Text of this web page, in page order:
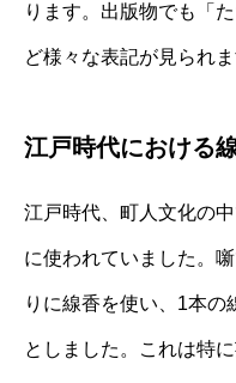
ります。出版物でも「
ど様々な表記が見られ
江戸時代における
江戸時代、町人文化の
に使われていました。
りに線香を使い、1本の
としました。これは特